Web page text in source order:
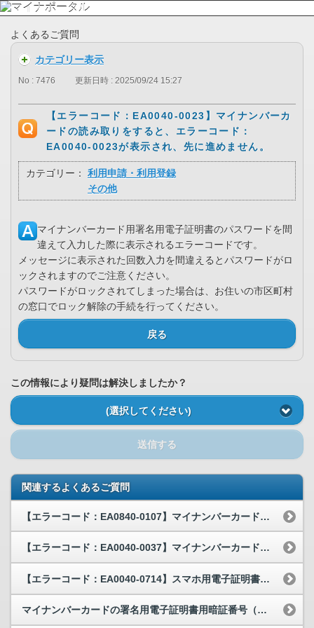
よくあるご質問
カテゴリー表示
No : 7476 更新日時 : 2025/09/24 15:27
【エラーコード：EA0040-0023】マイナンバーカ
ードの読み取りをすると、エラーコード：
EA0040-0023が表示され、先に進めません。
カテゴリー：
利用申請・利用登録
その他
マイナンバーカード用署名用電子証明書のパスワードを間
違えて入力した際に表示されるエラーコードです。
メッセージに表示された回数入力を間違えるとパスワードがロ
ックされますのでご注意ください。
パスワードがロックされてしまった場合は、お住いの市区町村
の窓口でロック解除の手続を行ってください。
戻る
この情報により疑問は解決しましたか？
(選択してください)
送信する
関連するよくあるご質問
【エラーコード：EA0840-0107】マイナンバーカードの読み取りをすると、エラーコード：E...
【エラーコード：EA0040-0037】マイナンバーカードの読み取りをすると、エラーコード：E...
【エラーコード：EA0040-0714】スマホ用電子証明書のパスワードを入力すると、EA004...
マイナンバーカードの署名用電子証明書用暗証番号（英数字6～16文字）を忘れてしまいました。どう...